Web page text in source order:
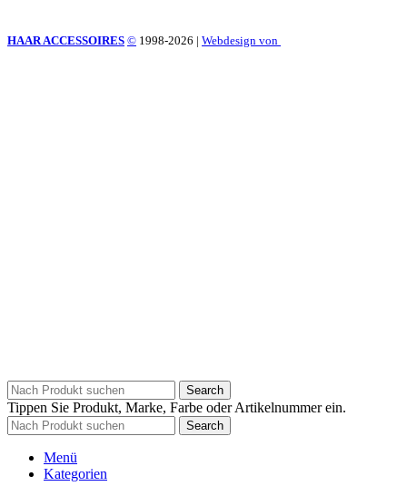
HAAR ACCESSOIRES © 1998-2026 | Webdesign von
Search
Tippen Sie Produkt, Marke, Farbe oder Artikelnummer ein.
Search
Menü
Kategorien